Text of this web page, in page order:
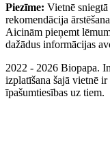
Piezīme: Vietnē
rekomendācija
Aicinām pieņemt
dažādus informācijas
2022 - 2026 Biopapa.
izplatīšana šajā vietnē
īpašumtiesības uz tiem.